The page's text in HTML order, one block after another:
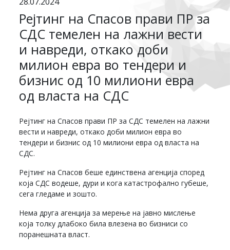
Рејтинг на Спасов прави ПР за
СДС темелен на лажни вести
и навреди, откако доби
милион евра во тендери и
бизнис од 10 милиони евра
од власта на СДС
Рејтинг на Спасов прави ПР за СДС темелен на лажни
вести и навреди, откако доби милион евра во
тендери и бизнис од 10 милиони евра од власта на
СДС.
Рејтинг на Спасов беше единствена агенција според
која СДС водеше, дури и кога катастрофално губеше,
сега гледаме и зошто.
Нема друга агенција за мерење на јавно мислење
која толку длабоко била влезена во бизниси со
поранешната власт.